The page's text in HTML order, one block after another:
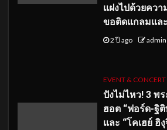
แฝงไปด้วยคว
ขอติดแกลมแล
2 ปี ago admin
EVENT & CONCERT
ปังไม่ไหว! 3 พ
ฮอต “ฟอร์ด-ฐิติ
และ “โคเฮย์ ฮิ